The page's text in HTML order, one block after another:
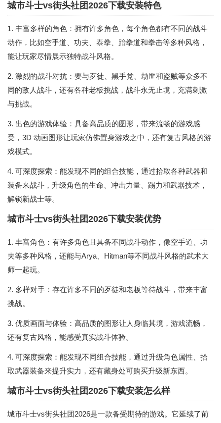
城市斗士vs街头社团2026下载安装特色
1. 丰富多样的角色：拥有许多角色，每个角色都有不同的战斗
动作，比如空手道、功夫、泰拳、跆拳道和拳击等多种风格，
能让玩家尽情展示独特战斗风格。
2. 激烈的战斗对抗：要与歹徒、黑手党、劫匪和盗贼等众多不
同的敌人战斗，还有各种老板挑战，战斗永无止境，充满刺激
与挑战。
3. 出色的游戏体验：具备高品质的图形，带来流畅的游戏感
受，3D 动画图形让玩家仿佛置身游戏之中，还有复古风格的游
戏模式。
4. 可深度探索：能发现不同的组合技能，通过拾取各种武器和
装备来战斗，升级角色的生命、冲击力量、踢力和武器技术，
解锁新战士等。
城市斗士vs街头社团2026下载安装优势
1. 丰富角色：有许多角色且具备不同战斗动作，像空手道、功
夫等多种风格，还能与Arya、Hitman等不同战斗风格的武术大
师一起玩。
2. 多样对手：存在许多不同的歹徒和老板等待战斗，带来丰富
挑战。
3. 优质画面与体验：高品质的图形让人身临其境，游戏流畅，
还有复古风格，能感受真实战斗体验。
4. 可深度探索：能发现不同组合技能，通过升级角色属性、拾
取武器装备来提升实力，还有藏身处可购买升级新东西。
城市斗士vs街头社团2026下载安装怎么样
城市斗士vs街头社团2026是一款备受期待的游戏。它延续了前